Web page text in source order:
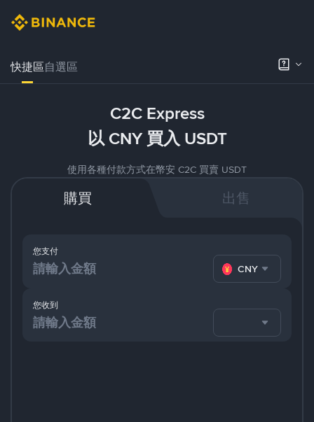
快捷區自選區
C2C Express
以 CNY 買入 USDT
使用各種付款方式在幣安 C2C 買賣 USDT
購買 出售
您支付
CNY
您收到